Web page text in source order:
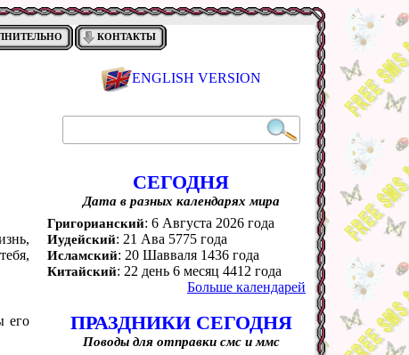
КОНТАКТЫ
его
ENGLISH VERSION
СЕГОДНЯ
Дата в разных календарях мира
Григорианский: 6 Августа 2026 года
Иудейский: 21 Ава 5775 года
Исламский: 20 Шавваля 1436 года
Китайский: 22 день 6 месяц 4412 года
Больше календарей
ПРАЗДНИКИ СЕГОДНЯ
Поводы для отправки смс и ммс